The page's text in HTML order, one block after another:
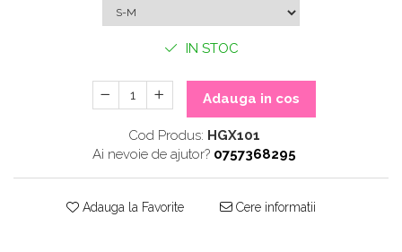
IN STOC
Adauga in cos
Cod Produs: HGX101
Ai nevoie de ajutor? 0757368295
Adauga la Favorite Cere informatii